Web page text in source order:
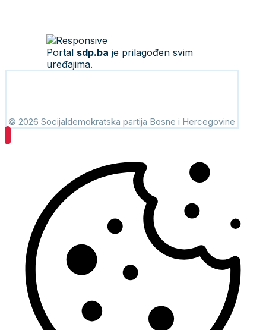
Portal sdp.ba je prilagođen svim
uređajima.
© 2026 Socijaldemokratska partija Bosne i Hercegovine